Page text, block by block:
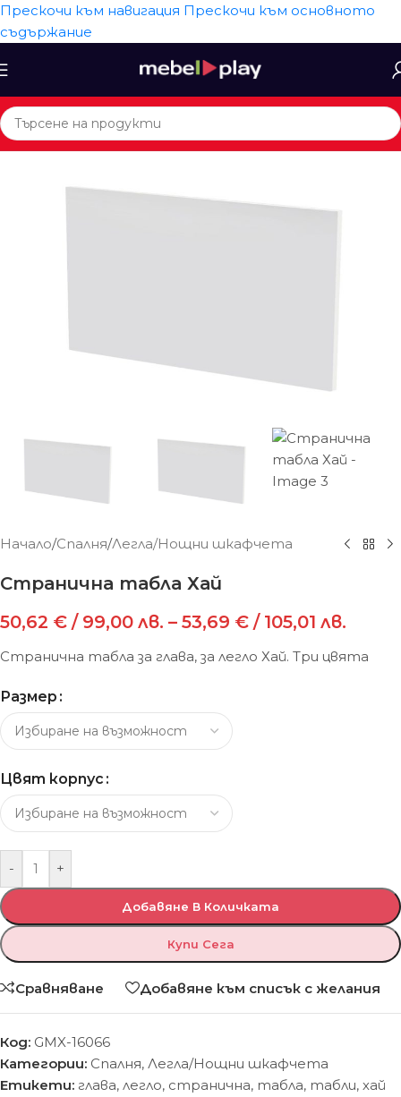
Прескочи към навигация Прескочи към основното
съдържание
Начало/Спалня/Легла/Нощни шкафчета
Странична табла Хай
50,62 € / 99,00 лв. – 53,69 € / 105,01 лв.
Странична табла за глава, за легло Хай. Три цвята
Размер
Цвят корпус
- +
Добавяне В Количката
Купи Сега
Сравняване Добавяне към списък с желания
Код: GMX-16066
Категории: Спалня, Легла/Нощни шкафчета
Етикети: глава, легло, странична, табла, табли, хай